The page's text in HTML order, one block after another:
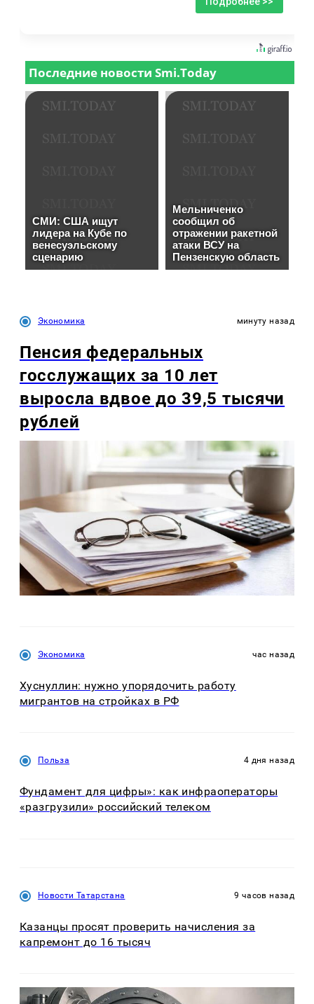
Экономика минуту назад
Пенсия федеральных
госслужащих за 10 лет
выросла вдвое до 39,5 тысячи
рублей
Экономика час назад
Хуснуллин: нужно упорядочить работу
мигрантов на стройках в РФ
Польза 4 дня назад
Фундамент для цифры»: как инфраоператоры
«разгрузили» российский телеком
Новости Татарстана 9 часов назад
Казанцы просят проверить начисления за
капремонт до 16 тысяч